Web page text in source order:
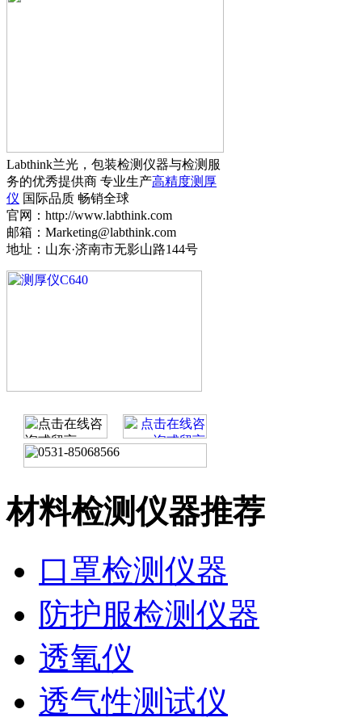
Labthink兰光，包装检测仪器与检测服
务的优秀提供商 专业生产高精度测厚
仪 国际品质 畅销全球
官网：http://www.labthink.com
邮箱：Marketing@labthink.com
地址：山东·济南市无影山路144号
材料检测仪器推荐
口罩检测仪器
防护服检测仪器
透氧仪
透气性测试仪